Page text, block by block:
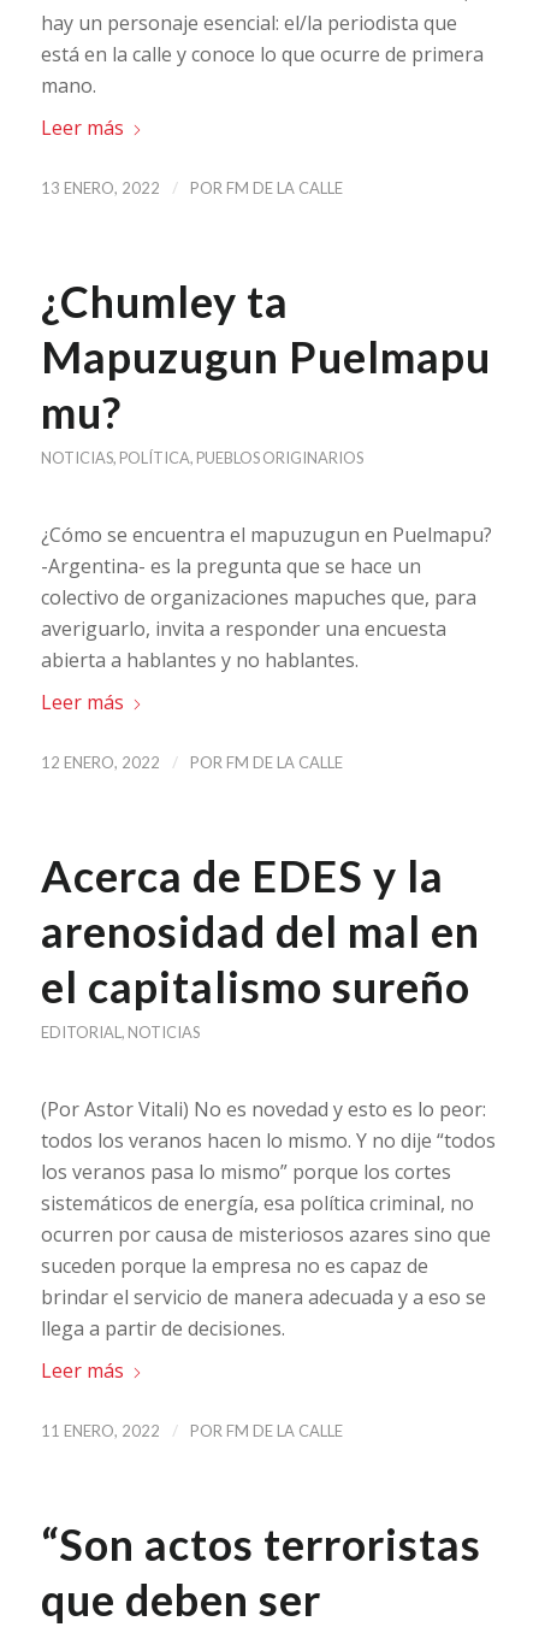
hay un personaje esencial: el/la periodista que
está en la calle y conoce lo que ocurre de primera
mano.
Leer más
13 ENERO, 2022 / POR FM DE LA CALLE
¿Chumley ta
Mapuzugun Puelmapu
mu?
NOTICIAS, POLÍTICA, PUEBLOS ORIGINARIOS
¿Cómo se encuentra el mapuzugun en Puelmapu?
-Argentina- es la pregunta que se hace un
colectivo de organizaciones mapuches que, para
averiguarlo, invita a responder una encuesta
abierta a hablantes y no hablantes.
Leer más
12 ENERO, 2022 / POR FM DE LA CALLE
Acerca de EDES y la
arenosidad del mal en
el capitalismo sureño
EDITORIAL , NOTICIAS
(Por Astor Vitali) No es novedad y esto es lo peor:
todos los veranos hacen lo mismo. Y no dije “todos
los veranos pasa lo mismo” porque los cortes
sistemáticos de energía, esa política criminal, no
ocurren por causa de misteriosos azares sino que
suceden porque la empresa no es capaz de
brindar el servicio de manera adecuada y a eso se
llega a partir de decisiones.
Leer más
11 ENERO, 2022 / POR FM DE LA CALLE
“Son actos terroristas
que deben ser